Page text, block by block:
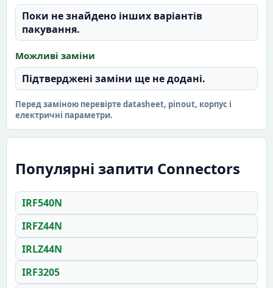
Поки не знайдено інших варіантів
пакування.
Можливі заміни
Підтверджені заміни ще не додані.
Перед заміною перевірте datasheet, pinout, корпус і
електричні параметри.
Популярні запити Connectors
IRF540N
IRFZ44N
IRLZ44N
IRF3205